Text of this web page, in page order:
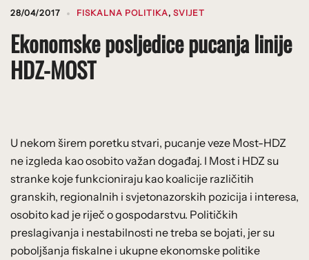
28/04/2017 FISKALNA POLITIKA, SVIJET
Ekonomske posljedice pucanja linije
HDZ-MOST
U nekom širem poretku stvari, pucanje veze Most-HDZ
ne izgleda kao osobito važan događaj. I Most i HDZ su
stranke koje funkcioniraju kao koalicije različitih
granskih, regionalnih i svjetonazorskih pozicija i interesa,
osobito kad je riječ o gospodarstvu. Političkih
preslagivanja i nestabilnosti ne treba se bojati, jer su
poboljšanja fiskalne i ukupne ekonomske politike